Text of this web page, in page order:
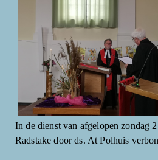
In de dienst van afgelopen zondag
Radstake door ds. At Polhuis